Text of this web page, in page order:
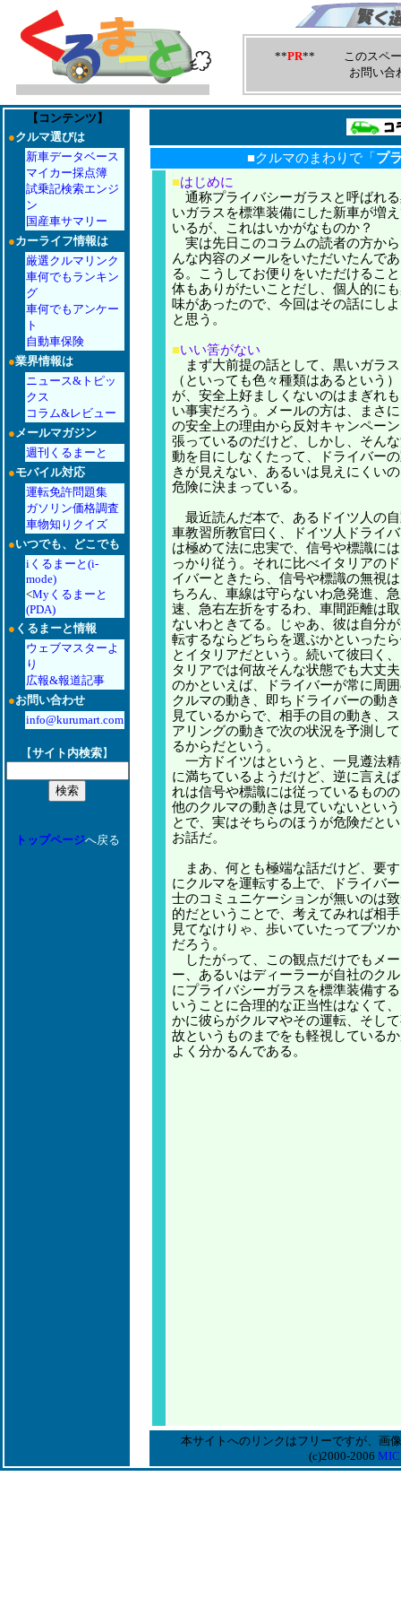
**PR** このスペース
お問い合
【コンテンツ】
●クルマ選びは
新車データベース
マイカー採点簿
試乗記検索エンジ
ン
国産車サマリー
●カーライフ情報は
厳選クルマリンク
車何でもランキン
グ
車何でもアンケー
ト
自動車保険
●業界情報は
ニュース&トピッ
クス
コラム&レビュー
●メールマガジン
週刊くるまーと
●モバイル対応
運転免許問題集
ガソリン価格調査
車物知りクイズ
●いつでも、どこでも
iくるまーと(i-
mode)
<Myくるまーと
(PDA)
● くるまーと情報
ウェブマスターよ
り
広報&報道記事
●お問い合わせ
info@kurumart.com
【サイト内検索】
トップページへ戻る
■クルマのまわりで「 プ
■はじめに
通称プライバシーガラスと呼ばれ
いガラスを標準装備にした新車が増
いるが、これはいかがなものか？
実は先日このコラムの読者の方か
んな内容のメールをいただいたんであ
る。こうしてお便りをいただけるこ
体もありがたいことだし、個人的に
味があったので、今回はその話にし
と思う。
■いい筈がない
まず大前提の話として、黒いガラス
（といっても色々種類はあるという）
が、安全上好ましくないのはまぎれ
い事実だろう。メールの方は、まさ
の安全上の理由から反対キャンペー
張っているのだけど、しかし、そん
動を目にしなくたって、ドライバー
きが見えない、あるいは見えにくい
危険に決まっている。
最近読んだ本で、あるドイツ人の
車教習所教官曰く、ドイツ人ドライ
は極めて法に忠実で、信号や標識に
っかり従う。それに比べイタリアの
イバーときたら、信号や標識の無視
ちろん、車線は守らないわ急発進、
速、急右左折をするわ、車間距離は
ないわときてる。じゃあ、彼は自分
転するならどちらを選ぶかといった
とイタリアだという。続いて彼曰く
タリアでは何故そんな状態でも大丈
のかといえば、ドライバーが常に周
クルマの動き、即ちドライバーの動
見ているからで、相手の目の動き、
アリングの動きで次の状況を予測し
るからだという。
一方ドイツはというと、一見遵法
に満ちているようだけど、逆に言え
れは信号や標識には従っているもの
他のクルマの動きは見ていないとい
とで、実はそちらのほうが危険だと
お話だ。
まあ、何とも極端な話だけど、要
にクルマを運転する上で、ドライバ
士のコミュニケーションが無いのは
的だということで、考えてみれば相
見てなけりゃ、歩いていたってブツ
だろう。
したがって、この観点だけでもメ
ー、あるいはディーラーが自社のク
にプライバシーガラスを標準装備す
いうことに合理的な正当性はなくて
かに彼らがクルマやその運転、そし
故というものまでをも軽視している
よく分かるんである。
本サイトへのリンクはフリーですが、画
(c)2000-2006